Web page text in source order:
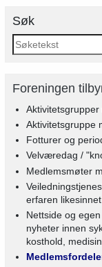
Søk
Foreningen
Aktivitetsgruppe
Fotturer og
Velværedag /
Medlemsmøter
erfaren likesinnet
Nettside og
nyheter innen
kosthold,